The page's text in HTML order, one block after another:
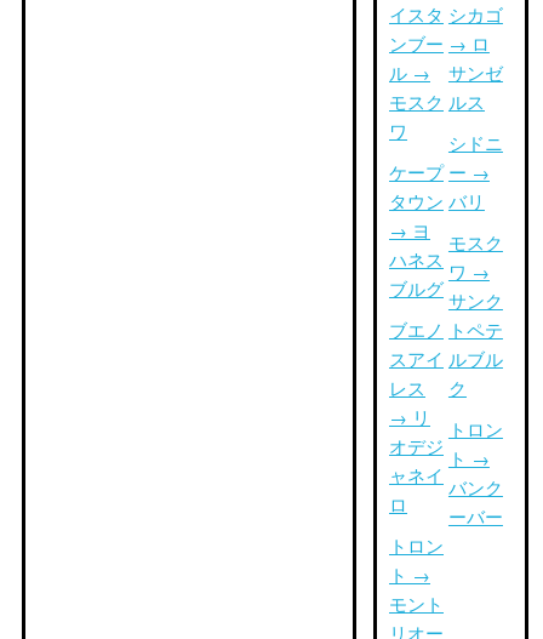
イスタ
ンブー
ル →
モスク
ワ
ケープ
タウン
→ ヨ
ハネス
ブルグ
ブエノ
スアイ
レス
→ リ
オデジ
ャネイ
ロ
トロン
ト →
モント
リオー
シカゴ
→ ロ
サンゼ
ルス
シドニ
ー →
バリ
モスク
ワ →
サンク
トペテ
ルブル
ク
トロン
ト →
バンク
ーバー